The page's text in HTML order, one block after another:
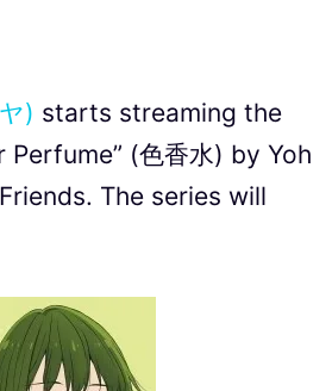
) starts streaming the
(色香水) by Yoh
The series will